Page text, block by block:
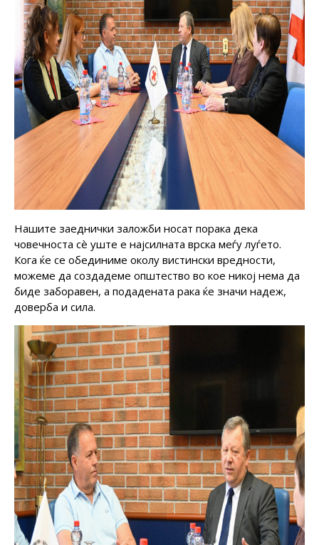
Нашите заеднички заложби носат порака дека
човечноста сè уште е најсилната врска меѓу луѓето.
Кога ќе се обединиме околу вистински вредности,
можеме да создадеме општество во кое никој нема да
биде заборавен, а подадената рака ќе значи надеж,
доверба и сила.